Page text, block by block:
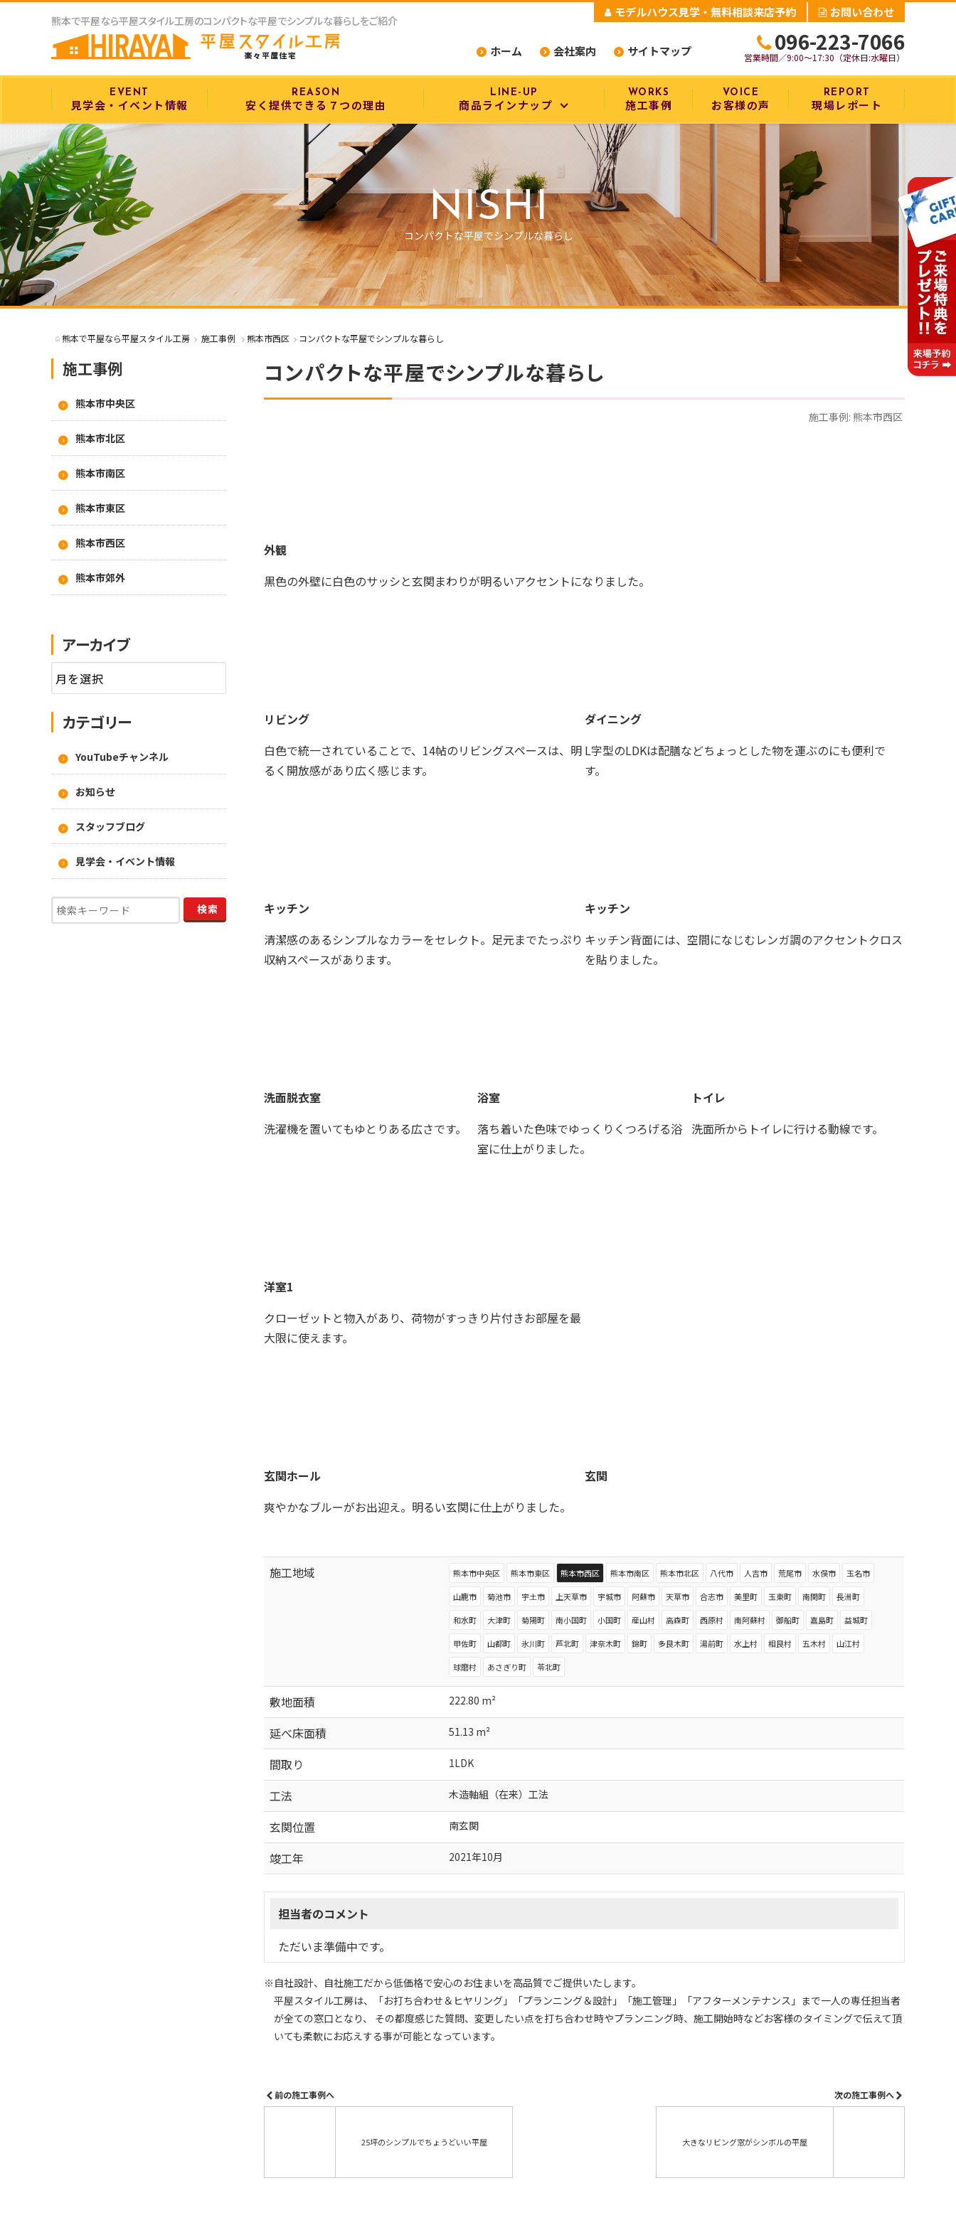
熊本で平屋なら平屋スタイル工房のコンパクトな平屋でシンプルな暮らしをご紹介
ホーム 会社案内 サイトマップ
モデルハウス見学・無料相談来店予約 お問い合わせ
096-223-7066
営業時間／9:00～17:30（定休日:水曜日）
EVENT
見学会・イベント情報
REASON
安く提供できる７つの理由
LINE-UP
商品ラインナップ
商品ラインナップ
設備・構造
選べるデザインスタイル
WORKS
施工事例
VOICE
お客様の声
REPORT
現場レポート
NISHI
コンパクトな平屋でシンプルな暮らし
熊本で平屋なら平屋スタイル工房 施工事例 熊本市西区 コンパクトな平屋でシンプルな暮らし
コンパクトな平屋でシンプルな暮らし
施工事例: 熊本市西区
外観
黒色の外壁に白色のサッシと玄関まわりが明るいアクセントになりました。
リビング
白色で統一されていることで、14帖のリビングスペースは、明
るく開放感があり広く感じます。
ダイニング
L字型のLDKは配膳などちょっとした物を運ぶのにも便利で
す。
キッチン
清潔感のあるシンプルなカラーをセレクト。足元までたっぷり
収納スペースがあります。
キッチン
キッチン背面には、空間になじむレンガ調のアクセントクロス
を貼りました。
洗面脱衣室
洗濯機を置いてもゆとりある広さです。
浴室
落ち着いた色味でゆっくりくつろげる浴
室に仕上がりました。
トイレ
洗面所からトイレに行ける動線です。
洋室1
クローゼットと物入があり、荷物がすっきり片付きお部屋を最
大限に使えます。
玄関ホール
爽やかなブルーがお出迎え。明るい玄関に仕上がりました。
玄関
施工地域 熊本市中央区 熊本市東区 熊本市西区 熊本市南区 熊本市北区 八代市 人吉市 荒尾市 水俣市 玉名市
山鹿市 菊池市 宇土市 上天草市 宇城市 阿蘇市 天草市 合志市 美里町 玉東町 南関町 長洲町
和水町 大津町 菊陽町 南小国町 小国町 産山村 高森町 西原村 南阿蘇村 御船町 嘉島町 益城町
甲佐町 山都町 氷川町 芦北町 津奈木町 錦町 多良木町 湯前町 水上村 相良村 五木村 山江村
球磨村 あさぎり町 苓北町
敷地面積 222.80 m²
延べ床面積 51.13 m²
間取り 1LDK
工法 木造軸組（在来）工法
玄関位置 南玄関
竣工年 2021年10月
担当者のコメント
ただいま準備中です。
※自社設計、自社施工だから低価格で安心のお住まいを高品質でご提供いたします。
平屋スタイル工房は、「お打ち合わせ＆ヒヤリング」「プランニング＆設計」「施工管理」「アフターメンテナンス」まで一人の専任担当者
が全ての窓口となり、 その都度感じた質問、変更したい点を打ち合わせ時やプランニング時、施工開始時などお客様のタイミングで伝えて頂
いても柔軟にお応えする事が可能となっています。
前の施工事例へ
25坪のシンプルでちょうどいい平屋
次の施工事例へ
大きなリビング窓がシンボルの平屋
施工事例
熊本市中央区
熊本市北区
熊本市南区
熊本市東区
熊本市西区
熊本市郊外
アーカイブ
カテゴリー
YouTubeチャンネル
お知らせ
スタッフブログ
見学会・イベント情報